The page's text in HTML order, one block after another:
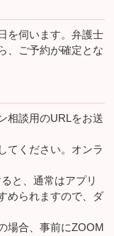
を伺います。弁護士
、ご予約が確定とな
相談用のURLをお送
てください。オンラ
と、通常はアプリ
められますので、ダ
場合、事前にZOOM